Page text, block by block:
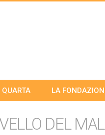
LA
DEL